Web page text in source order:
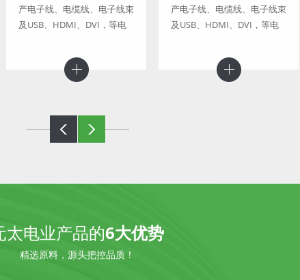
产电子线、电缆线、电子线束
及USB、HDMI、DVI，等电
产电子线、电缆线、电子线束
及USB、HDMI、DVI，等电
太电业产品的6大优势
精选原料，源头把控品质！